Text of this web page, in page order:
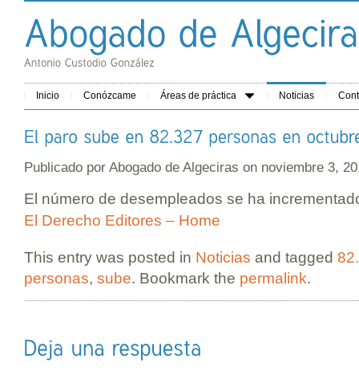
Inicio Conózcame Áreas de práctica Noticias
Publicado por Abogado de Algeciras on noviembre 3,
El número de desempleados se ha
El Derecho Editores – Home
This entry was posted in Noticias and tagged
personas, sube. Bookmark the permalink.